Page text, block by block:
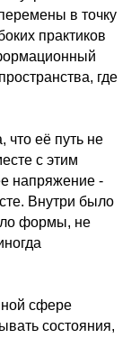
в точку
практиков
где
что её путь не
с этим
напряжение -
Внутри было
формы, не
сфере
состояния,